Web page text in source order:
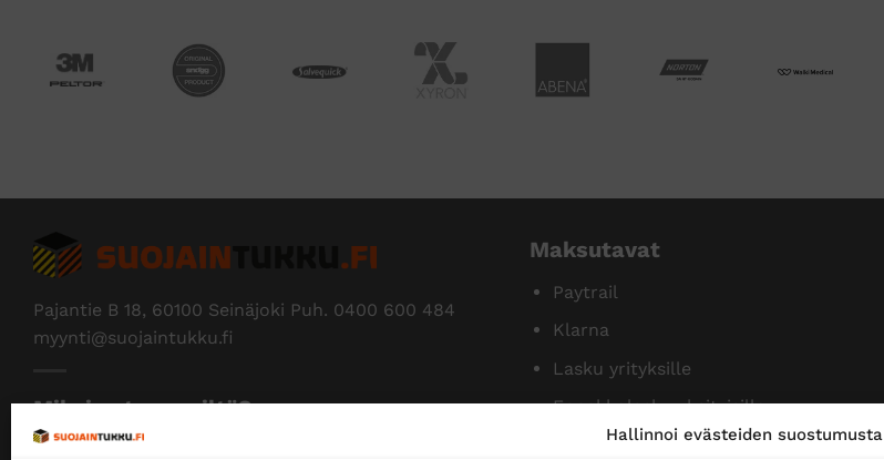
Hallinnoi evästeiden suostumusta
Pajantie B 18, 60100 Seinäjoki Puh. 0400 600 484
myynti@suojaintukku.fi
Miksi ostaa meiltä?
Maksutavat
Paytrail
Klarna
Lasku yrityksille
Ennakkolasku yksityisille